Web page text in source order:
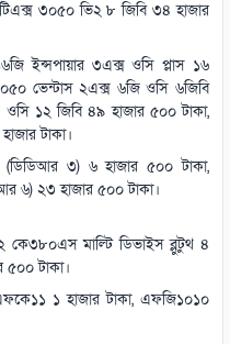
৩০৫০ ভি২ ৮ জিবি ৩৪ হাজার
ইন্সপায়ার ৩এক্স ওসি প্লাস ১৬
ভেন্টাস ২এক্স ৬জি ওসি ৬জিবি
১২ জিবি ৪৯ হাজার ৫০০ টাকা,
টাকা।
(ডিডিআর ৩) ৬ হাজার ৫০০ টাকা,
৬) ২৩ হাজার ৫০০ টাকা।
মাল্টি ডিভাইস ব্লুটুথ ৪
৫০০ টাকা।
১ হাজার টাকা, এফজি১০১০